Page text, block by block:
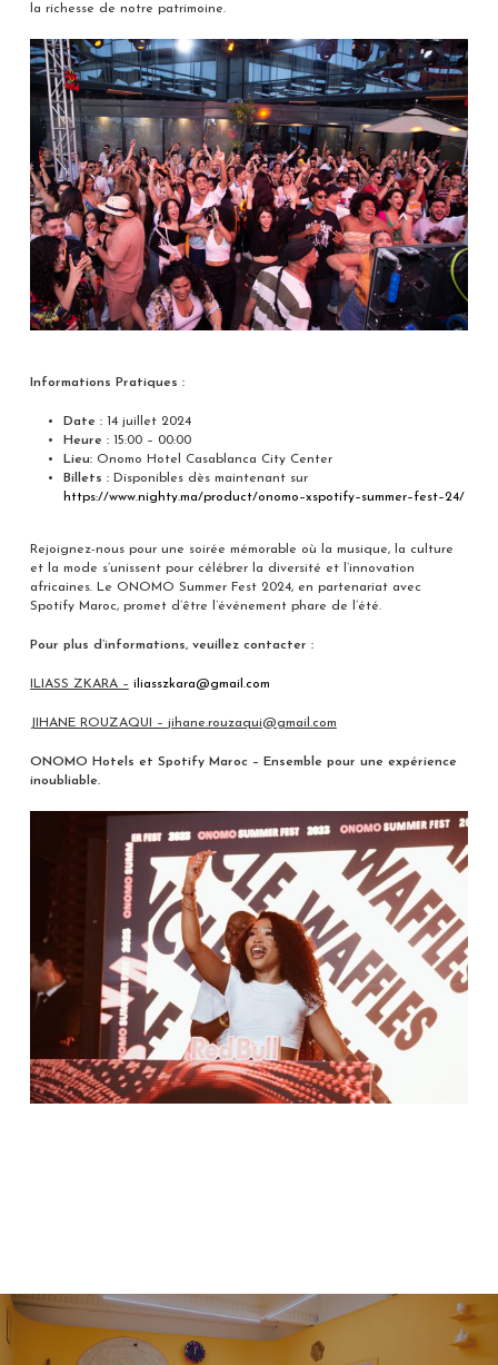
la richesse de notre patrimoine.
Informations Pratiques :
Date :14 juillet 2024
Heure :15:00 – 00:00
Lieu:Onomo Hotel Casablanca City Center
Billets :Disponibles dès maintenant sur
https://www.nighty.ma/product/onomo–xspotify–summer–fest–24/
Rejoignez-nous pour une soirée mémorable où la musique, la culture
et la mode s’unissent pour célébrer la diversité et l’innovation
africaines. Le ONOMO Summer Fest 2024, en partenariat avec
Spotify Maroc, promet d’être l’événement phare de l’été.
Pour plus d’informations, veuillez contacter :
ILIASS ZKARA – iliasszkara@gmail.com
JIHANE ROUZAQUI – jihane.rouzaqui@gmail.com
ONOMO Hotels et Spotify Maroc – Ensemble pour une expérience
inoubliable.